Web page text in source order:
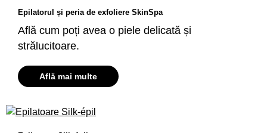
Epilatorul și peria de exfoliere SkinSpa
Află cum poți avea o piele delicată și
strălucitoare.
Află mai multe